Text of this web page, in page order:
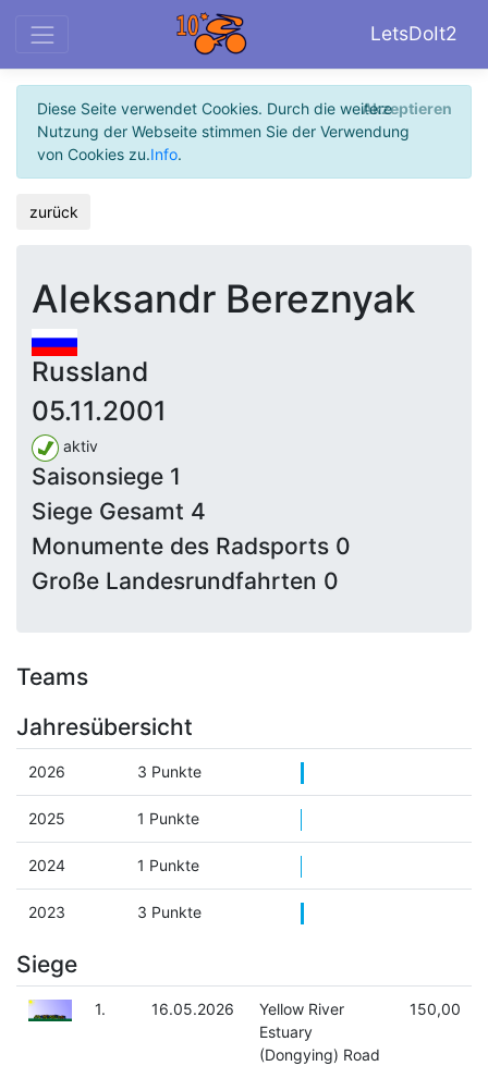
LetsDoIt2
Diese Seite verwendet Cookies. Durch die weitere
Nutzung der Webseite stimmen Sie der Verwendung
von Cookies zu.Info.
Akzeptieren
zurück
Aleksandr Bereznyak
Russland
05.11.2001
aktiv
Saisonsiege 1
Siege Gesamt 4
Monumente des Radsports 0
Große Landesrundfahrten 0
Teams
Jahresübersicht
2026 3 Punkte
2025 1 Punkte
2024 1 Punkte
2023 3 Punkte
Siege
1. 16.05.2026
Yellow River
Estuary
(Dongying) Road
150,00